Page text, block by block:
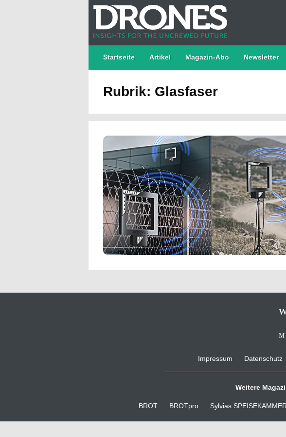
Startseite Artikel Magazin-Abo Newsletter
Rubrik: Glasfaser
Impressum Datenschutz
Weitere
BROT BROTpro Sylvias SPEISEKAMMER